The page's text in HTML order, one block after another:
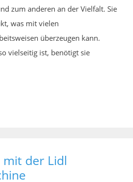
zum anderen an der Vielfalt. Sie
was mit vielen
überzeugen kann.
vielseitig ist, benötigt sie
mit der Lidl